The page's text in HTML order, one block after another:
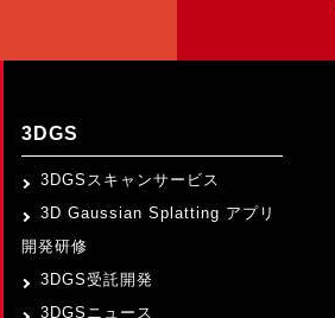
3DGS
3DGSスキャンサービス
3D Gaussian Splatting アプリ
開発研修
3DGS受託開発
3DGSニュース